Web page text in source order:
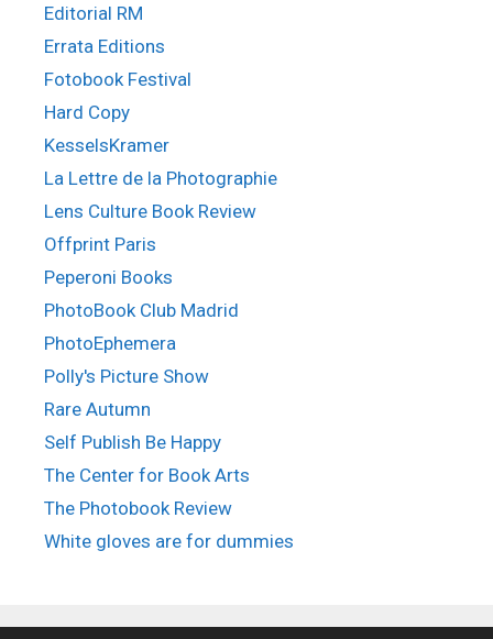
Editorial RM
Errata Editions
Fotobook Festival
Hard Copy
KesselsKramer
La Lettre de la Photographie
Lens Culture Book Review
Offprint Paris
Peperoni Books
PhotoBook Club Madrid
PhotoEphemera
Polly's Picture Show
Rare Autumn
Self Publish Be Happy
The Center for Book Arts
The Photobook Review
White gloves are for dummies